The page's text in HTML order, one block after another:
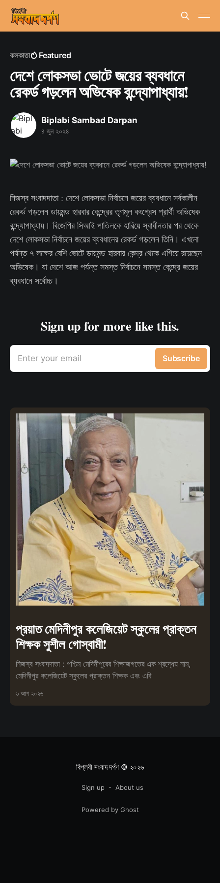
কলকাতা Featured
দেশে লোকসভা ভোটে জয়ের ব্যবধানে
রেকর্ড গড়লেন অভিষেক বন্দ্যোপাধ্যায়!
Biplabi Sambad Darpan
৪ জুন ২০২৪
নিজস্ব সংবাদদাতা : দেশে লোকসভা নির্বাচনে জয়ের ব্যবধানে সর্বকালীন
রেকর্ড গড়লেন ডায়মন্ড হারবার কেন্দ্রের তৃণমূল কংগ্রেস প্রার্থী অভিষেক
বন্দ্যোপাধ্যায়। বিজেপির সিআই পাতিলকে হারিয়ে স্বাধীনতার পর থেকে
দেশে লোকসভা নির্বাচনে জয়ের ব্যবধানের রেকর্ড গড়লেন তিনি। এখনো
পর্যন্ত ৭ লক্ষের বেশি ভোটে ডায়মন্ড হারবার কেন্দ্র থেকে এগিয়ে রয়েছেন
অভিষেক। যা দেশে আজ পর্যন্ত সমস্ত নির্বাচনে সমস্ত কেন্দ্রে জয়ের
ব্যবধানে সর্বোচ্চ।
Sign up for more like this.
Enter your email Subscribe
প্রয়াত মেদিনীপুর কলেজিয়েট স্কুলের প্রাক্তন
শিক্ষক সুশীল গোস্বামী!
নিজস্ব সংবাদদাতা : পশ্চিম মেদিনীপুরের শিক্ষাজগতের এক শ্রদ্ধেয় নাম,
মেদিনীপুর কলেজিয়েট স্কুলের প্রাক্তন শিক্ষক এবং এবি
৬ আগ ২০২৬
বিপ্লবী সংবাদ দর্পণ© ২০২৬
Sign up About us
Powered by Ghost